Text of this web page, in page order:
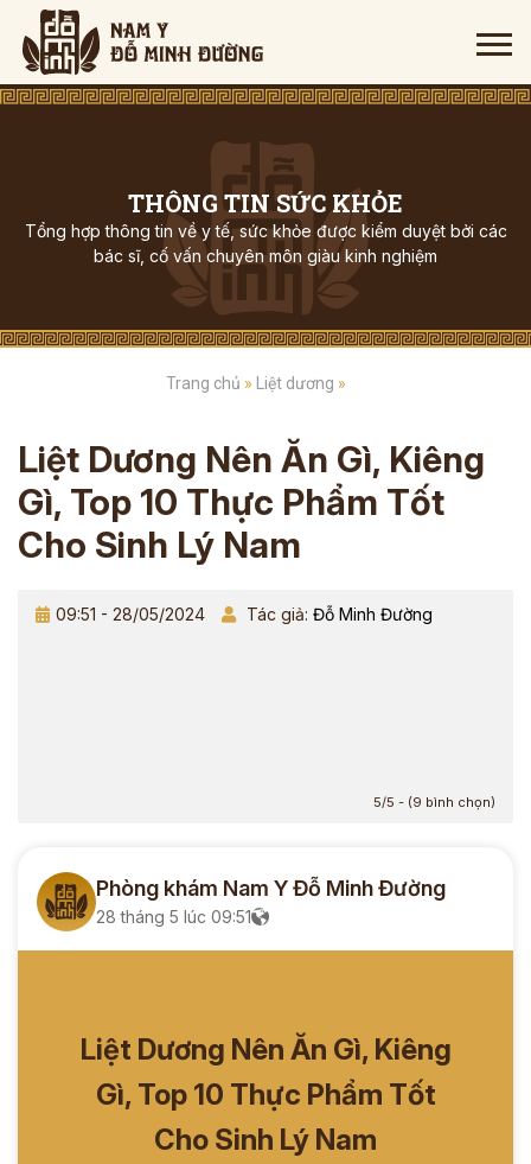
THÔNG TIN SỨC KHỎE
Tổng hợp thông tin về y tế, sức khỏe được kiểm duyệt bởi các
bác sĩ, cố vấn chuyên môn giàu kinh nghiệm
Trang chủ » Liệt dương »
Liệt Dương Nên Ăn Gì, Kiêng
Gì, Top 10 Thực Phẩm Tốt
Cho Sinh Lý Nam
09:51 - 28/05/2024 Tác giả: Đỗ Minh Đường
5/5 - (9 bình chọn)
Phòng khám Nam Y Đỗ Minh Đường
28 tháng 5 lúc 09:51
Liệt Dương Nên Ăn Gì, Kiêng
Gì, Top 10 Thực Phẩm Tốt
Cho Sinh Lý Nam